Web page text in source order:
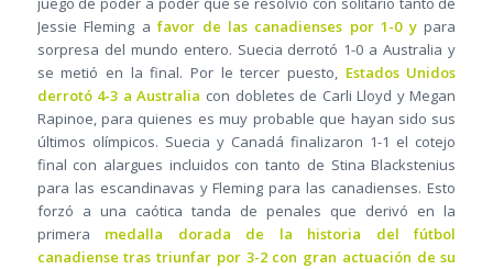
Jessie Fleming afavor de las canadienses por 1-0 ypara
sorpresa del mundo entero. Suecia derrotó 1-0 a Australia y
se metió en la final. Por le tercer puesto, Estados Unidos
derrotó 4-3 a Australia con dobletes de Carli Lloyd y Megan
Rapinoe, para quienes es muy probable que hayan sido sus
últimos olímpicos. Suecia y Canadá finalizaron 1-1 el cotejo
final con alargues incluidos con tanto de Stina Blackstenius
para las escandinavas y Fleming para las canadienses. Esto
forzó a una caótica tanda de penales que derivó en la
primera medalla dorada de la historia del fútbol
canadiense tras triunfar por 3-2 con gran actuación de su